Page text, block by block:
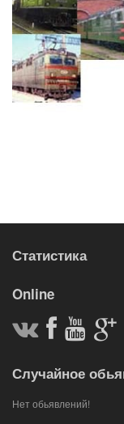
Статистика
Online
Случайное
Нет обьявлений!